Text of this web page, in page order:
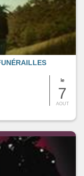
le
7
AOUT